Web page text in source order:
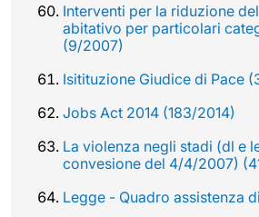
Interventi per la riduzione
abitativo per particolari
(9/2007)
Isitituzione Giudice di Pace
Jobs Act 2014 (183/2014)
La violenza negli stadi (dl e
convesione del 4/4/2007)
Legge - Quadro assistenza